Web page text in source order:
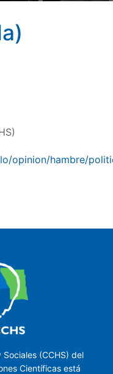
opinion/hambre/
(CCHS) del
Científicas está